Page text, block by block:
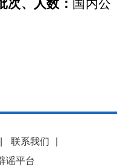
次、人数： 国内公
联系我们
谣平台